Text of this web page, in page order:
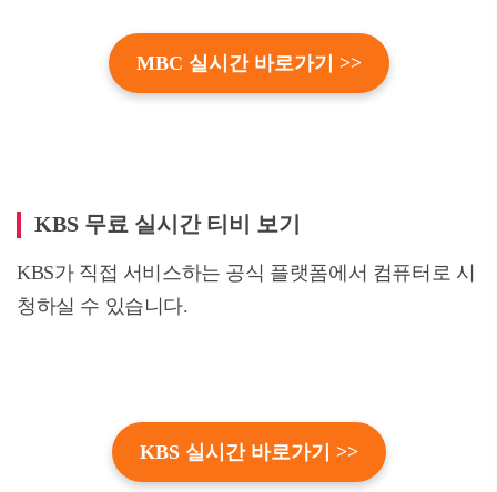
MBC 실시간 바로가기 >>
KBS 무료 실시간 티비 보기
KBS가 직접 서비스하는 공식 플랫폼에서 컴퓨터로 시
청하실 수 있습니다.
KBS 실시간 바로가기 >>